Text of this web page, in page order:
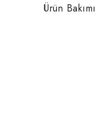
Ürün Bakımı